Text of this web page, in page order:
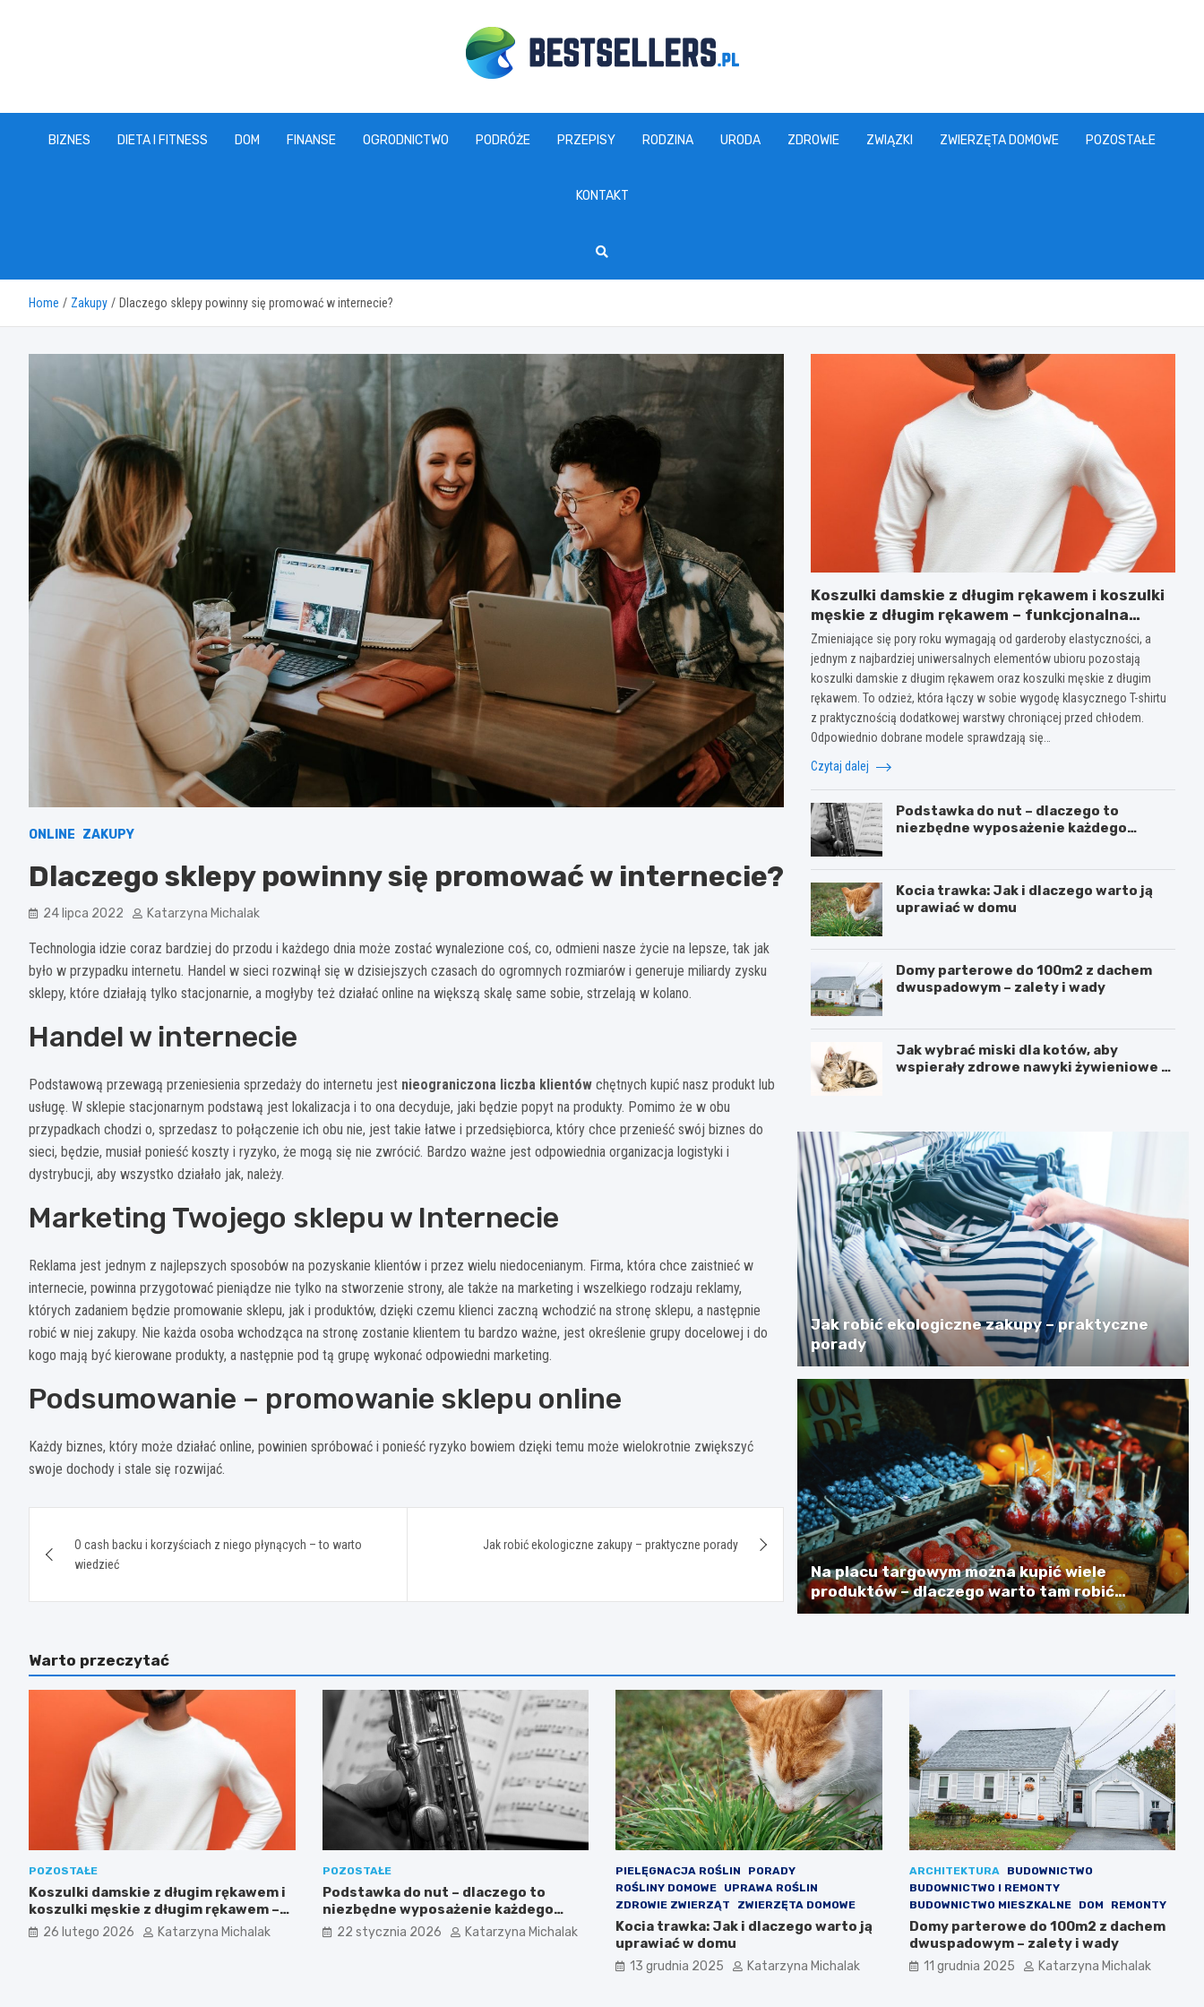
www.bestsellers.pl
BIZNES DIETA I FITNESS DOM FINANSE OGRODNICTWO PODRÓŻE PRZEPISY RODZINA URODA ZDROWIE ZWIĄZKI ZWIERZĘTA DOMOWE POZOSTAŁE
KONTAKT
Home Zakupy Dlaczego sklepy powinny się promować w internecie?
ONLINE ZAKUPY
Dlaczego sklepy powinny się promować w internecie?
24 lipca 2022 Katarzyna Michalak
Technologia idzie coraz bardziej do przodu i każdego dnia może zostać wynalezione coś, co, odmieni nasze życie na lepsze, tak jak
było w przypadku internetu. Handel w sieci rozwinął się w dzisiejszych czasach do ogromnych rozmiarów i generuje miliardy zysku
sklepy, które działają tylko stacjonarnie, a mogłyby też działać online na większą skalę same sobie, strzelają w kolano.
Handel w internecie
Podstawową przewagą przeniesienia sprzedaży do internetu jest nieograniczona liczba klientów chętnych kupić nasz produkt lub
usługę. W sklepie stacjonarnym podstawą jest lokalizacja i to ona decyduje, jaki będzie popyt na produkty. Pomimo że w obu
przypadkach chodzi o, sprzedasz to połączenie ich obu nie, jest takie łatwe i przedsiębiorca, który chce przenieść swój biznes do
sieci, będzie, musiał ponieść koszty i ryzyko, że mogą się nie zwrócić. Bardzo ważne jest odpowiednia organizacja logistyki i
dystrybucji, aby wszystko działało jak, należy.
Marketing Twojego sklepu w Internecie
Reklama jest jednym z najlepszych sposobów na pozyskanie klientów i przez wielu niedocenianym. Firma, która chce zaistnieć w
internecie, powinna przygotować pieniądze nie tylko na stworzenie strony, ale także na marketing i wszelkiego rodzaju reklamy,
których zadaniem będzie promowanie sklepu, jak i produktów, dzięki czemu klienci zaczną wchodzić na stronę sklepu, a następnie
robić w niej zakupy. Nie każda osoba wchodząca na stronę zostanie klientem tu bardzo ważne, jest określenie grupy docelowej i do
kogo mają być kierowane produkty, a następnie pod tą grupę wykonać odpowiedni marketing.
Podsumowanie – promowanie sklepu online
Każdy biznes, który może działać online, powinien spróbować i ponieść ryzyko bowiem dzięki temu może wielokrotnie zwiększyć
swoje dochody i stale się rozwijać.
wpisu
O cash backu i korzyściach z niego płynących – to warto
wiedzieć
Jak robić ekologiczne zakupy – praktyczne porady
Koszulki damskie z długim rękawem i koszulki
męskie z długim rękawem – funkcjonalna
elegancja na każdą porę roku
Zmieniające się pory roku wymagają od garderoby elastyczności, a
jednym z najbardziej uniwersalnych elementów ubioru pozostają
koszulki damskie z długim rękawem oraz koszulki męskie z długim
rękawem. To odzież, która łączy w sobie wygodę klasycznego T-shirtu
z praktycznością dodatkowej warstwy chroniącej przed chłodem.
Odpowiednio dobrane modele sprawdzają się…
Czytaj dalej
Podstawka do nut – dlaczego to
niezbędne wyposażenie każdego
Kocia trawka: Jak i dlaczego warto ją
uprawiać w domu
Domy parterowe do 100m2 z dachem
dwuspadowym – zalety i wady
Jak wybrać miski dla kotów, aby
wspierały zdrowe nawyki żywieniowe i
Jak robić ekologiczne zakupy – praktyczne
porady
Na placu targowym można kupić wiele
produktów – dlaczego warto tam robić
zakupy?
Warto przeczytać
POZOSTAŁE
Koszulki damskie z długim rękawem i
koszulki męskie z długim rękawem –
funkcjonalna elegancja na każdą porę
26 lutego 2026 Katarzyna Michalak
POZOSTAŁE
Podstawka do nut – dlaczego to
niezbędne wyposażenie każdego
muzyka, niezależnie od instrumentu
22 stycznia 2026 Katarzyna Michalak
PIELĘGNACJA ROŚLIN
PORADY
ROŚLINY DOMOWE
UPRAWA ROŚLIN
ZDROWIE ZWIERZĄT
ZWIERZĘTA DOMOWE
Kocia trawka: Jak i dlaczego warto ją
uprawiać w domu
13 grudnia 2025 Katarzyna Michalak
ARCHITEKTURA
BUDOWNICTWO
BUDOWNICTWO I REMONTY
BUDOWNICTWO MIESZKALNE
DOM REMONTY
Domy parterowe do 100m2 z dachem
dwuspadowym – zalety i wady
11 grudnia 2025 Katarzyna Michalak